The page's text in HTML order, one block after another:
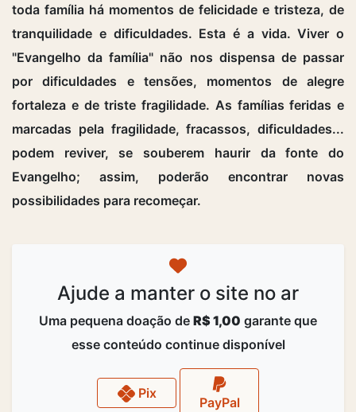
toda família há momentos de felicidade e tristeza, de
tranquilidade e dificuldades. Esta é a vida. Viver o
"Evangelho da família" não nos dispensa de passar
por dificuldades e tensões, momentos de alegre
fortaleza e de triste fragilidade. As famílias feridas e
marcadas pela fragilidade, fracassos, dificuldades...
podem reviver, se souberem haurir da fonte do
Evangelho; assim, poderão encontrar novas
possibilidades para recomeçar.
Ajude a manter o site no ar
Uma pequena doação de R$ 1,00 garante que
esse conteúdo continue disponível
Pix
PayPal